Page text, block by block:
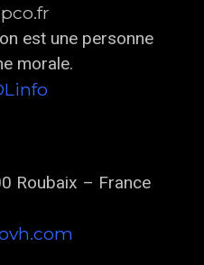
est une personne
morale.
Roubaix – France